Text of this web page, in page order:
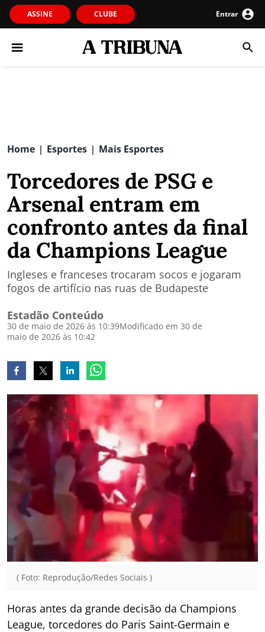
ASSINE CLUBE Entrar
Home | Esportes | Mais Esportes
Torcedores de PSG e
Arsenal entram em
confronto antes da final
da Champions League
Ingleses e franceses trocaram socos e jogaram
fogos de artifício nas ruas de Budapeste
Estadão Conteúdo
30 de maio de 2026 às 10:39Modificado em 30 de
maio de 2026 às 10:42
( Foto: Reprodução/Redes Sociais )
Horas antes da grande decisão da Champions
League, torcedores do Paris Saint-Germain e